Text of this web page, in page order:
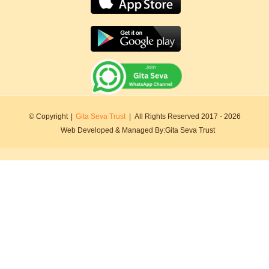
© Copyright | Gita Seva Trust | All Rights Reserved 2017 - 2026
Web Developed & Managed By:Gita Seva Trust